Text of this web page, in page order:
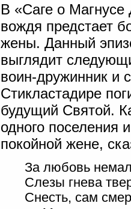
В «Саге о Магнусе
вождя предстает
жены. Данный
выглядит
воин-дружинник и
Стикластадире
будущий Святой.
одного поселения
покойной жене,
За любовь
Слезы гнева
Снесть, сам